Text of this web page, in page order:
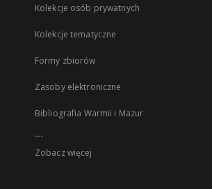
Kolekcje osób prywatnych
Kolekcje tematyczne
Formy zbiorów
Zasoby elektroniczne
Bibliografia Warmii i Mazur
...
Zobacz więcej